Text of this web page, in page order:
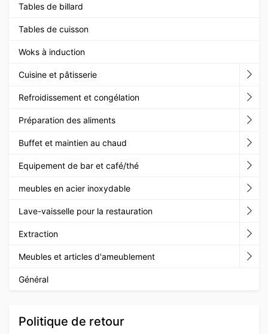
Tables de billard
Tables de cuisson
Woks à induction
Cuisine et pâtisserie
Refroidissement et congélation
Préparation des aliments
Buffet et maintien au chaud
Equipement de bar et café/thé
meubles en acier inoxydable
Lave-vaisselle pour la restauration
Extraction
Meubles et articles d'ameublement
Général
Politique de retour